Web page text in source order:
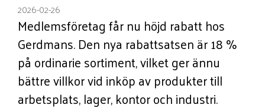
2026-02-26
Medlemsföretag får nu höjd rabatt hos
Gerdmans. Den nya rabattsatsen är 18 %
på ordinarie sortiment, vilket ger ännu
bättre villkor vid inköp av produkter till
arbetsplats, lager, kontor och industri.